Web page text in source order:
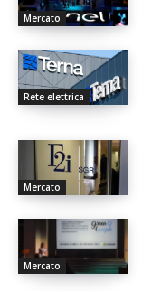
Mercato
Rete elettrica
Mercato
Mercato